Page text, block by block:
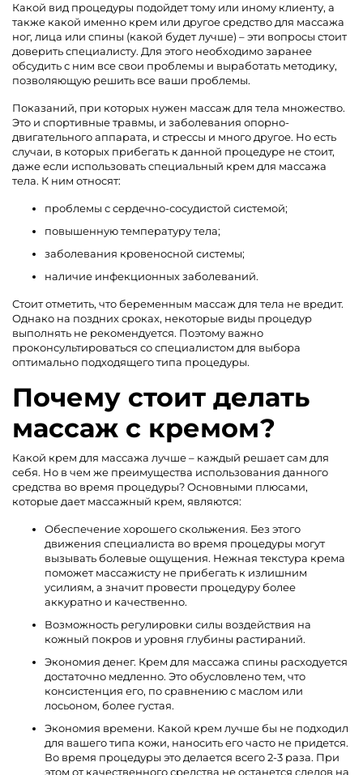
Какой вид процедуры подойдет тому или иному клиенту, а
также какой именно крем или другое средство для массажа
ног, лица или спины (какой будет лучше) – эти вопросы стоит
доверить специалисту. Для этого необходимо заранее
обсудить с ним все свои проблемы и выработать методику,
позволяющую решить все ваши проблемы.
Показаний, при которых нужен массаж для тела множество.
Это и спортивные травмы, и заболевания опорно-
двигательного аппарата, и стрессы и много другое. Но есть
случаи, в которых прибегать к данной процедуре не стоит,
даже если использовать специальный крем для массажа
тела. К ним относят:
проблемы с сердечно-сосудистой системой;
повышенную температуру тела;
заболевания кровеносной системы;
наличие инфекционных заболеваний.
Стоит отметить, что беременным массаж для тела не вредит.
Однако на поздних сроках, некоторые виды процедур
выполнять не рекомендуется. Поэтому важно
проконсультироваться со специалистом для выбора
оптимально подходящего типа процедуры.
Почему стоит делать
массаж с кремом?
Какой крем для массажа лучше – каждый решает сам для
себя. Но в чем же преимущества использования данного
средства во время процедуры? Основными плюсами,
которые дает массажный крем, являются:
Обеспечение хорошего скольжения. Без этого
движения специалиста во время процедуры могут
вызывать болевые ощущения. Нежная текстура крема
поможет массажисту не прибегать к излишним
усилиям, а значит провести процедуру более
аккуратно и качественно.
Возможность регулировки силы воздействия на
кожный покров и уровня глубины растираний.
Экономия денег. Крем для массажа спины расходуется
достаточно медленно. Это обусловлено тем, что
консистенция его, по сравнению с маслом или
лосьоном, более густая.
Экономия времени. Какой крем лучше бы не подходил
для вашего типа кожи, наносить его часто не придется.
Во время процедуры это делается всего 2-3 раза. При
этом от качественного средства не останется следов на